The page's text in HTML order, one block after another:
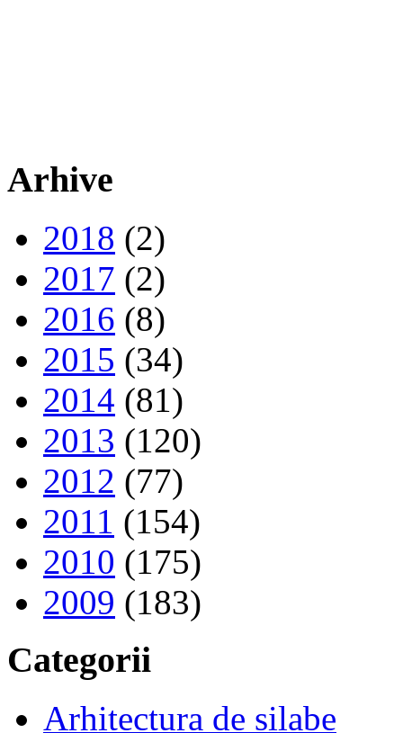
Arhive
2018 (2)
2017 (2)
2016 (8)
2015 (34)
2014 (81)
2013 (120)
2012 (77)
2011 (154)
2010 (175)
2009 (183)
Categorii
Arhitectura de silabe